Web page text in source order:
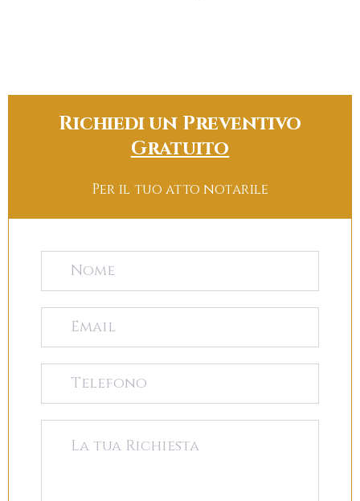
Richiedi un Preventivo
Gratuito
Per il tuo atto notarile